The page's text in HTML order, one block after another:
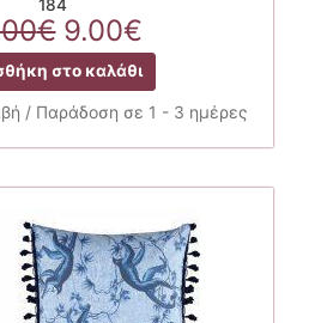
184
€ Original
price
was:
10.00€.
9.00€Η
τρέχουσα
τιμή
είναι:
στο καλάθι
/ Παράδοση σε 1 - 3 ημέρες